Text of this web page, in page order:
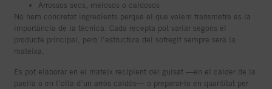
Arrossos secs, melosos o caldosos
No hem concretat ingredients perquè el que volem transmetre és la
importància de la tècnica. Cada recepta pot variar segons el
producte principal, però l’estructura del sofregit sempre serà la
mateixa.
Es pot elaborar en el mateix recipient del guisat —en el calder de la
paella o en l’olla d’un arròs caldós— o preparar-lo en quantitat per